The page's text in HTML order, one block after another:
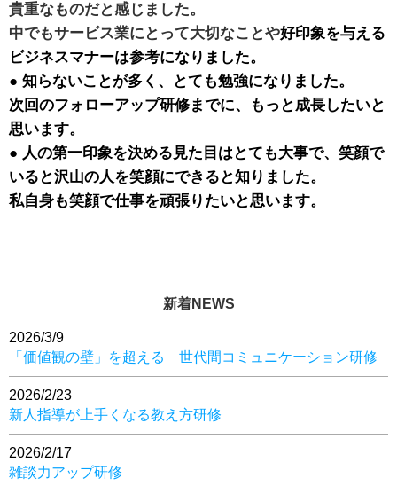
貴重なものだと感じました。
中でもサービス業にとって大切なことや好印象を与える
ビジネスマナーは参考になりました。
● 知らないことが多く、とても勉強になりました。
次回のフォローアップ研修までに、もっと成長したいと
思います。
● 人の第一印象を決める見た目はとても大事で、笑顔で
いると沢山の人を笑顔にできると知りました。
私自身も笑顔で仕事を頑張りたいと思います。
新着NEWS
2026/3/9
「価値観の壁」を超える 世代間コミュニケーション研修
2026/2/23
新人指導が上手くなる教え方研修
2026/2/17
雑談力アップ研修